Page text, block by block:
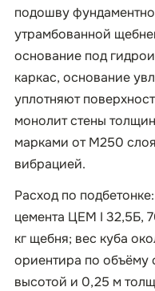
подошву
утрамбованной
основание под
каркас, основание
уплотняют
монолит стены
марками от М250
вибрацией.
Расход по
цемента ЦЕМ I 32,5Б,
кг щебня; вес куба
ориентира по объёму
высотой и 0,25 м